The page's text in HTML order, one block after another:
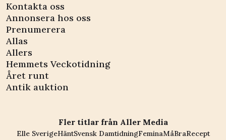
Kontakta oss
Annonsera hos oss
Prenumerera
Allas
Allers
Hemmets Veckotidning
Året runt
Antik auktion
Fler titlar från Aller Media
Elle SverigeHäntSvensk DamtidningFeminaMåBraRecept